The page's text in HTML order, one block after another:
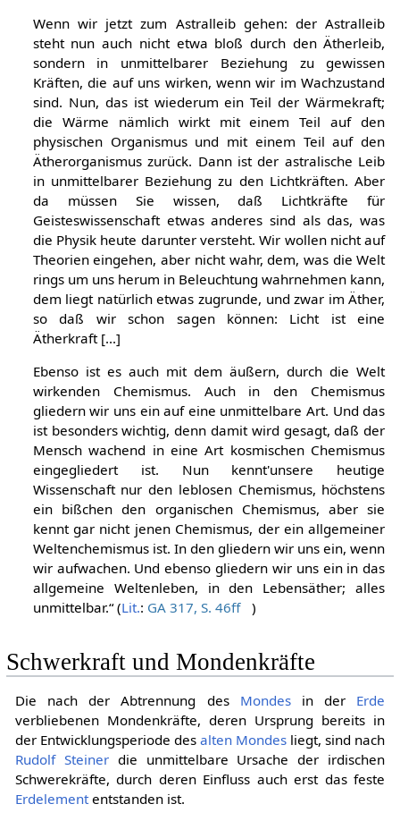
Wenn wir jetzt zum Astralleib gehen: der Astralleib
steht nun auch nicht etwa bloß durch den Ätherleib,
sondern in unmittelbarer Beziehung zu gewissen
Kräften, die auf uns wirken, wenn wir im Wachzustand
sind. Nun, das ist wiederum ein Teil der Wärmekraft;
die Wärme nämlich wirkt mit einem Teil auf den
physischen Organismus und mit einem Teil auf den
Ätherorganismus zurück. Dann ist der astralische Leib
in unmittelbarer Beziehung zu den Lichtkräften. Aber
da müssen Sie wissen, daß Lichtkräfte für
Geisteswissenschaft etwas anderes sind als das, was
die Physik heute darunter versteht. Wir wollen nicht auf
Theorien eingehen, aber nicht wahr, dem, was die Welt
rings um uns herum in Beleuchtung wahrnehmen kann,
dem liegt natürlich etwas zugrunde, und zwar im Äther,
so daß wir schon sagen können: Licht ist eine
Ätherkraft [...]
Ebenso ist es auch mit dem äußern, durch die Welt
wirkenden Chemismus. Auch in den Chemismus
gliedern wir uns ein auf eine unmittelbare Art. Und das
ist besonders wichtig, denn damit wird gesagt, daß der
Mensch wachend in eine Art kosmischen Chemismus
eingegliedert ist. Nun kennt'unsere heutige
Wissenschaft nur den leblosen Chemismus, höchstens
ein bißchen den organischen Chemismus, aber sie
kennt gar nicht jenen Chemismus, der ein allgemeiner
Weltenchemismus ist. In den gliedern wir uns ein, wenn
wir aufwachen. Und ebenso gliedern wir uns ein in das
allgemeine Weltenleben, in den Lebensäther; alles
unmittelbar.“ (Lit.: GA 317, S. 46ff )
Schwerkraft und Mondenkräfte
Die nach der Abtrennung des Mondesin der Erde
verbliebenen Mondenkräfte, deren Ursprung bereits in
der Entwicklungsperiode des alten Mondes liegt, sind nach
Rudolf Steinerdie unmittelbare Ursache der irdischen
Schwerekräfte, durch deren Einfluss auch erst das feste
Erdelemententstanden ist.